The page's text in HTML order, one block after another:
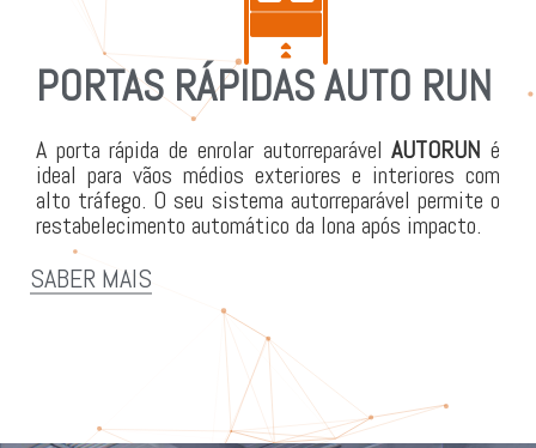
PORTAS RÁPIDAS AUTO RUN
A porta rápida de enrolar autorreparávelAUTORUN é
ideal para vãos médios exteriores e interiores com
alto tráfego. O seu sistema autorreparável permite o
restabelecimento automático da lona após impacto.
SABER MAIS